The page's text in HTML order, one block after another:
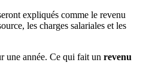
expliqués comme le revenu
les charges salariales et les
une année. Ce qui fait un revenu